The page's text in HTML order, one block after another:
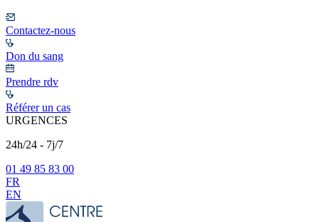
Contactez-nous
Don du sang
Prendre rdv
Référer un cas
URGENCES
24h/24 - 7j/7
01 49 85 83 00
FR
EN